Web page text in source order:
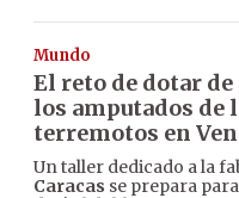
Mundo
El reto de dotar
los amputados de
terremotos en
Un taller dedicado a la
Caracas se prepara